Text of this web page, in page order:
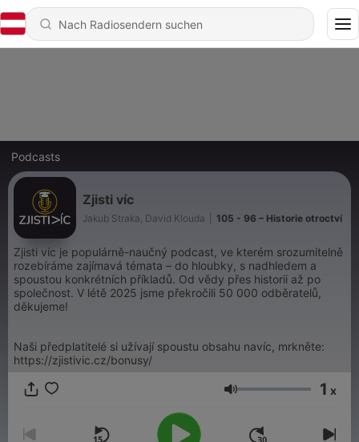
Podcasts
Zjisti víc
Jakub Straka, David Klouda 105 - 96 – Historie otroctví
Zjisti víc je populárně-naučný podcast, ve kterém srozumitelně
rozebíráme zajímavá témata – do hloubky, s nadhledem a
spoustou konkrétních příkladů. Od vědy přes historii až po
společnost. V létě 2025 jsme překročili 50 000 odběratelů,
děkujeme!
Naši předplatitelé si užívají spoustu obsahu navíc, mrkněte:
https://zjistivic.cz/bonusy/
Lautstärke 1 x